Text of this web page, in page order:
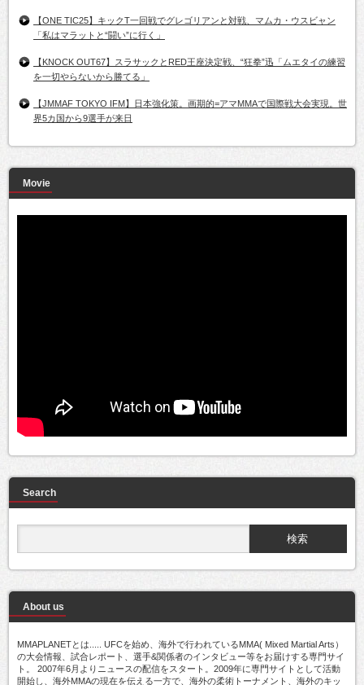
【ONE TIC25】キックT一回戦でグレゴリアンと対戦、マムカ・ウスビャン
「私はマラットと“闘い”に行く」
【KNOCK OUT67】スラサックとRED王座決定戦、“狂拳”迅「ムエタイの練習
を一切やらないから勝てる」
【JMMAF TOKYO IFM】日本強化策。画期的=アマMMAで国際戦大会実現。世
界5カ国から9選手が来日
Movie
Search
About us
MMAPLANETとは..... UFCを始め、海外で行われているMMA( Mixed Martial Arts）
の大会情報、試合レポート、選手&関係者のインタビュー等をお届けする専門サイ
ト。 2007年6月よりニュースの配信をスタート。2009年に専門サイトとして活動
開始し、海外MMAの現在を伝える一方で、海外の柔術トーナメント、海外のキッ